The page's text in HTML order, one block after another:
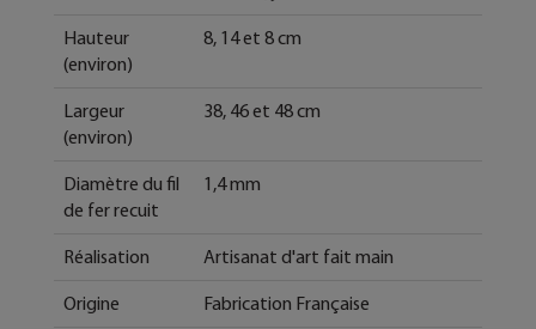
Hauteur
(environ)
8, 14 et 8 cm
Largeur
(environ)
38, 46 et 48 cm
Diamètre du fil
de fer recuit
1,4 mm
Réalisation Artisanat d'art fait main
Origine Fabrication Française